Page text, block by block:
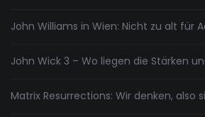
John Williams in Wien: Nicht zu alt für
John Wick 3 – Wo liegen die Stärken
Matrix Resurrections: Wir denken, also